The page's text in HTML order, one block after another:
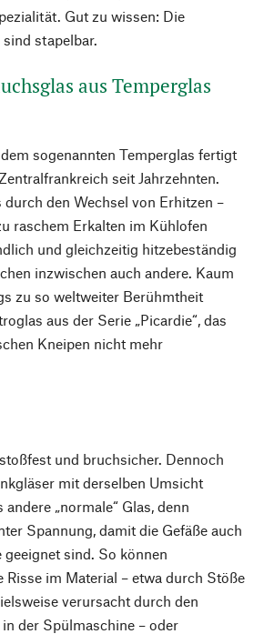
Gut zu wissen: Die
sind stapelbar.
aus Temperglas
sogenannten Temperglas fertigt
seit Jahrzehnten.
durch den Wechsel von Erhitzen –
raschem Erkalten im Kühlofen
und gleichzeitig hitzebeständig
inzwischen auch andere. Kaum
zu so weltweiter Berühmtheit
aus der Serie „Picardie“, das
Kneipen nicht mehr
und bruchsicher. Dennoch
mit derselben Umsicht
„normale“ Glas, denn
Spannung, damit die Gefäße auch
sind. So können
Risse im Material – etwa durch Stöße
verursacht durch den
der Spülmaschine – oder